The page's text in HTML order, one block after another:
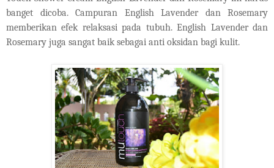
banget dicoba. Campuran English Lavender dan Rosemary
memberikan efek relaksasi pada tubuh. English Lavender dan
Rosemary juga sangat baik sebagai anti oksidan bagi kulit.